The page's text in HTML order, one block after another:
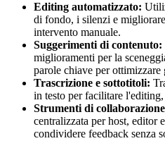
Editing automatizzato:
di fondo, i silenzi e
intervento manuale.
Suggerimenti di contenuto:
miglioramenti per la
parole chiave per ottimizzare
Trascrizione e sottotitoli:
in testo per facilitare
Strumenti di
centralizzata per host, editor
condividere feedback senza